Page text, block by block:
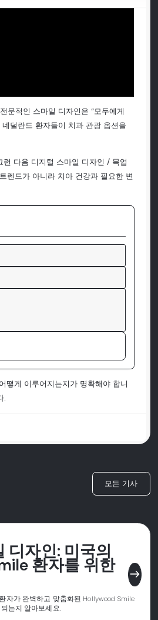
문적인 스마일 디자인은 “모두에게
덜란드 환자들이 치과 관광 옵션을
다음 디지털 스마일 디자인 / 목업
렌드가 아니라 치아 건강과 필요한 변
떻게 이루어지는지가 명확해야 합니
.
모든 기사
디자인: 미국의
환자를 위한 east
자가 완벽하고 맞춤화된 Hollywood Smile
는지 알아보세요.